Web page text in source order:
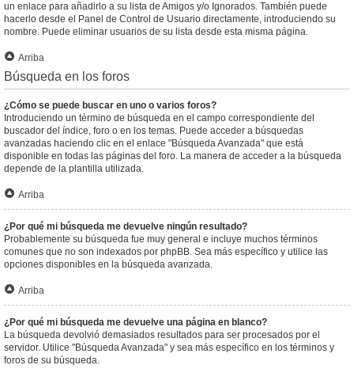
un enlace para añadirlo a su lista de Amigos y/o Ignorados. También puede
hacerlo desde el Panel de Control de Usuario directamente, introduciendo su
nombre. Puede eliminar usuarios de su lista desde esta misma página.
Arriba
Búsqueda en los foros
¿Cómo se puede buscar en uno o varios foros?
Introduciendo un término de búsqueda en el campo correspondiente del
buscador del índice, foro o en los temas. Puede acceder a búsquedas
avanzadas haciendo clic en el enlace "Búsqueda Avanzada" que está
disponible en todas las páginas del foro. La manera de acceder a la búsqueda
depende de la plantilla utilizada.
Arriba
¿Por qué mi búsqueda me devuelve ningún resultado?
Probablemente su búsqueda fue muy general e incluye muchos términos
comunes que no son indexados por phpBB. Sea más específico y utilice las
opciones disponibles en la búsqueda avanzada.
Arriba
¿Por qué mi búsqueda me devuelve una página en blanco?
La búsqueda devolvió demasiados resultados para ser procesados por el
servidor. Utilice "Búsqueda Avanzada" y sea más específico en los términos y
foros de su búsqueda.